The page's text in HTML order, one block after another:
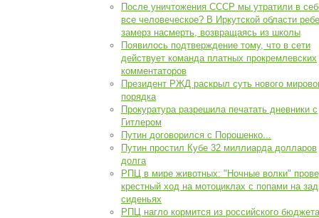
После уничтожения СССР мы утратили в
все человеческое? В Иркутской области
замерз насмерть, возвращаясь из школы
Появилось подтверждение тому, что в сети
действует команда платных прокремлевских
комментаторов
Президент РЖД раскрыл суть нового
порядка
Прокуратура разрешила печатать дневники с
Гитлером
Путин договорился с Порошенко...
Путин простил Кубе 32 миллиарда долларов
долга
РПЦ в мире животных: "Ночные волки"
крестный ход на мотоциклах с попами на
сиденьях
РПЦ нагло кормится из российского